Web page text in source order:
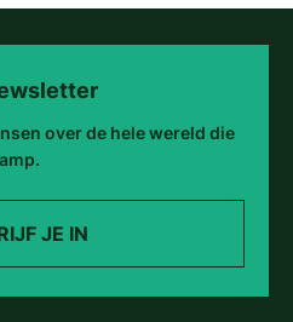
over de hele wereld die
JE IN